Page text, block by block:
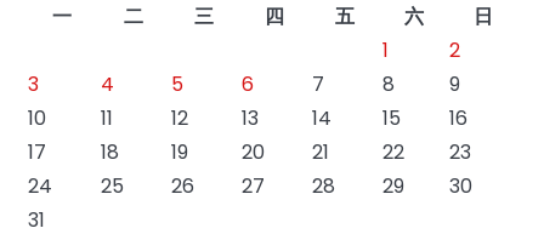
一
二 三 四 五 六
日
1
2
3
4 5 6 7 8
9
10
11 12 13 14 15
16
17
18 19 20 21 22
23
24
25 26 27 28 29
30
31